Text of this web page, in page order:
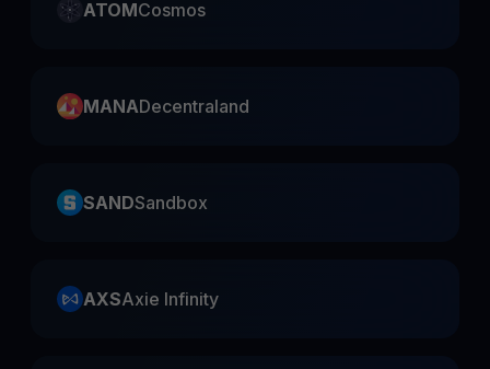
ATOMCosmos
MANADecentraland
SANDSandbox
AXSAxie Infinity